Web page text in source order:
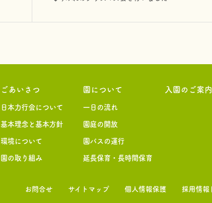
ごあいさつ
日本力行会について
基本理念と基本方針
環境について
園の取り組み
園について
一日の流れ
園庭の開放
園バスの運行
延長保育・長時間保育
入園のご案内
お問合せ サイトマップ 個人情報保護 採用情報